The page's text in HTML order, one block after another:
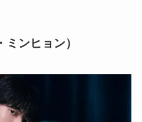
ンヒョン）